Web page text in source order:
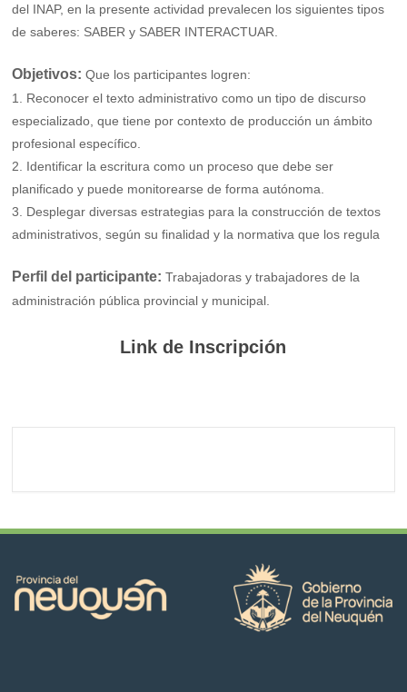
del INAP, en la presente actividad prevalecen los siguientes tipos
de saberes: SABER y SABER INTERACTUAR.
Objetivos: Que los participantes logren:
1. Reconocer el texto administrativo como un tipo de discurso
especializado, que tiene por contexto de producción un ámbito
profesional específico.
2. Identificar la escritura como un proceso que debe ser
planificado y puede monitorearse de forma autónoma.
3. Desplegar diversas estrategias para la construcción de textos
administrativos, según su finalidad y la normativa que los regula
Perfil del participante: Trabajadoras y trabajadores de la
administración pública provincial y municipal.
Link de Inscripción